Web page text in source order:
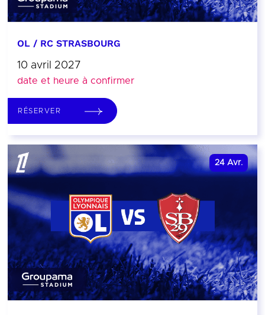
OL / RC STRASBOURG
10 avril 2027
date et heure à confirmer
RÉSERVER
24 Avr.